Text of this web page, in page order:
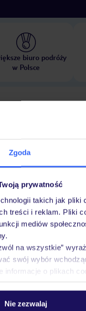
Zgoda
prywatność
takich jak pliki
treści i reklam. Pliki
mediów
na wszystkie”
swój wybór
informacje o plikach
Nie zezwalaj
biuro podróży
w Polsce
czas wolny w
wycieczki. Program
Sauna: bezpłatnie
1959 Ostatni
Winda Internet:
MasterCard, American